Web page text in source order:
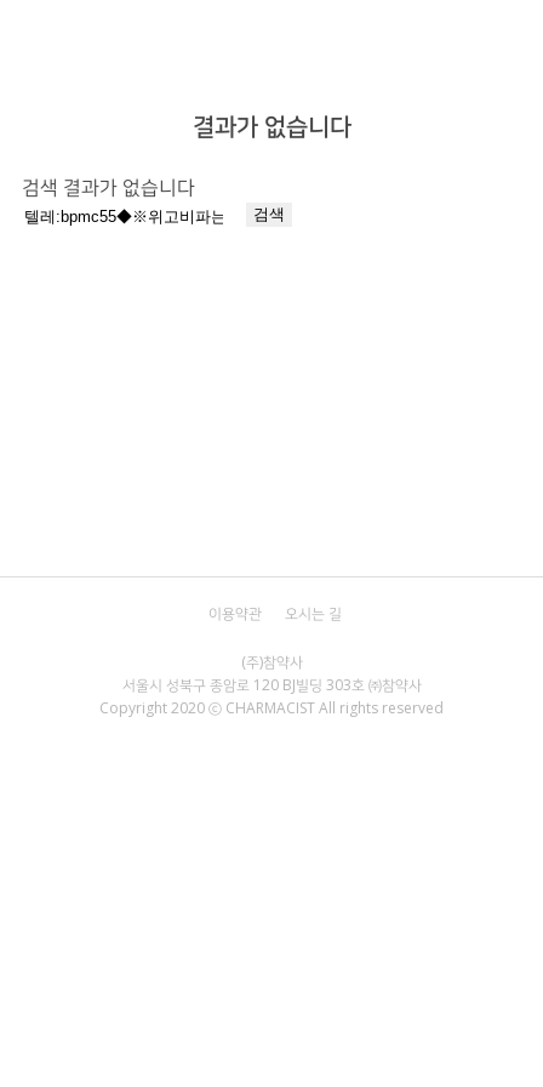
결과가 없습니다
검색 결과가 없습니다
검
서울시 성북구 종암로 120 BJ빌딩 303호 ㈜참약사
Copyright 2020 ⓒ CHARMACIST All rights reserved
이용약관 오시는 길